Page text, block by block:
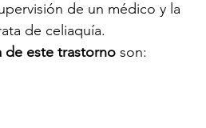
de un médico y la
de celiaquía.
de este trastorno son: